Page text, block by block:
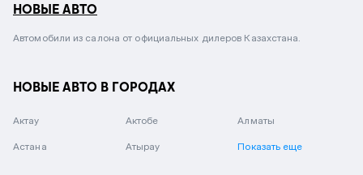
НОВЫЕ АВТО
Автомобили из салона от официальных дилеров Казахстана.
НОВЫЕ АВТО В ГОРОДАХ
Актау Актобе Алматы
Астана Атырау Показать еще